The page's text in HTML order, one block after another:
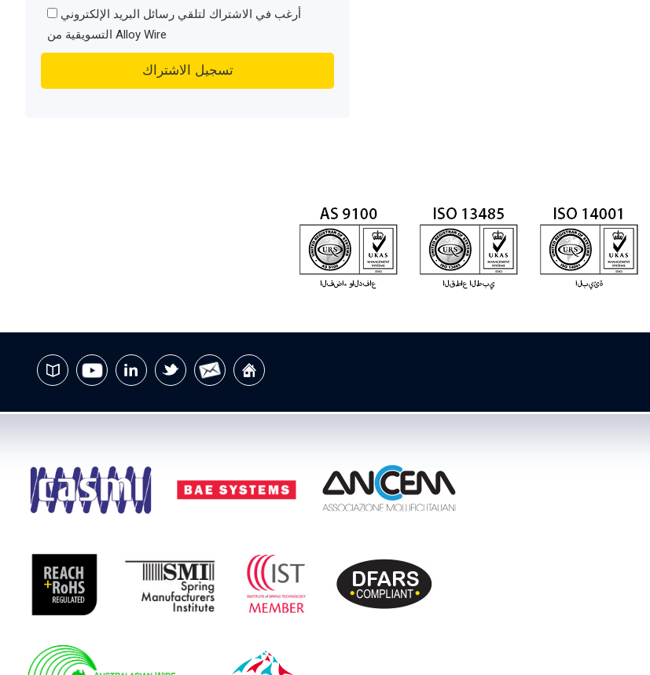
أرغب في الاشتراك لتلقي رسائل البريد الإلكتروني
التسويقية من Alloy Wire